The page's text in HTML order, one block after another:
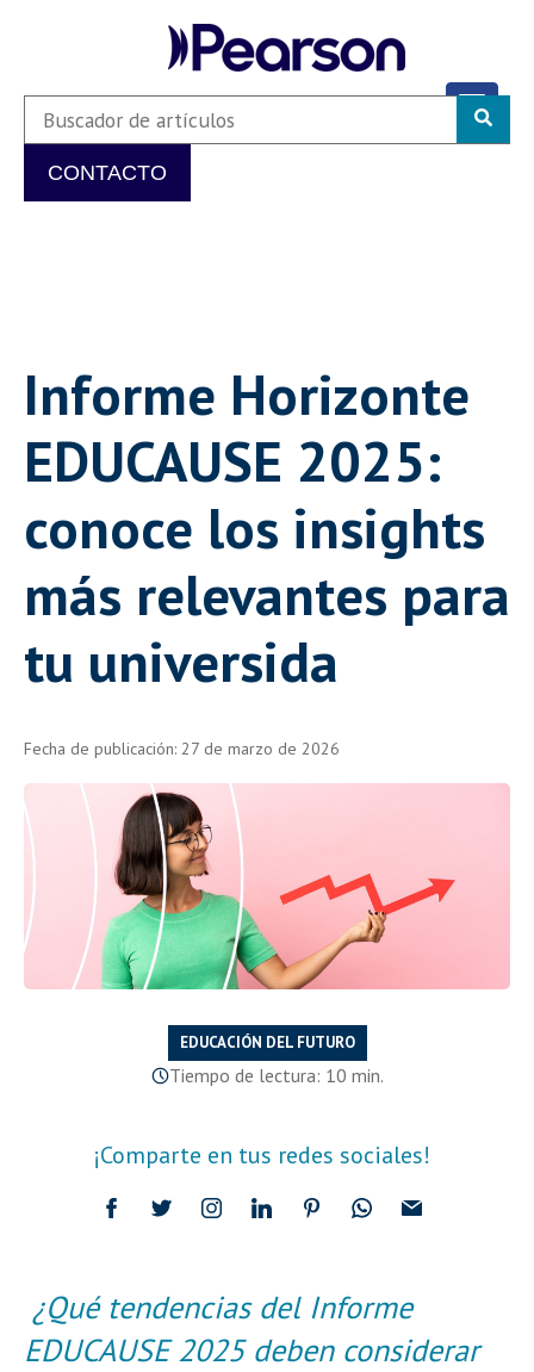
CONTACTO
Informe Horizonte
EDUCAUSE 2025:
conoce los insights
más relevantes para
tu universida
Fecha de publicación: 27 de marzo de 2026
EDUCACIÓN DEL FUTURO
Tiempo de lectura: 10 min.
¡Comparte en tus redes sociales!
¿Qué tendencias del Informe
EDUCAUSE 2025 deben considerar